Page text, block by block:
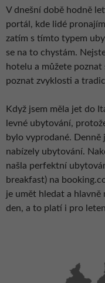
V dnešní době hodně
portál, kde lidé
zatím s tímto typem
se na to chystám.
hotelu a můžete
poznat zvyklosti a
Když jsem měla jet do
levné ubytování,
bylo vyprodané. Denně
nabízely ubytování.
našla perfektní
breakfast) na
je umět hledat a hlavně
den, a to platí i pro